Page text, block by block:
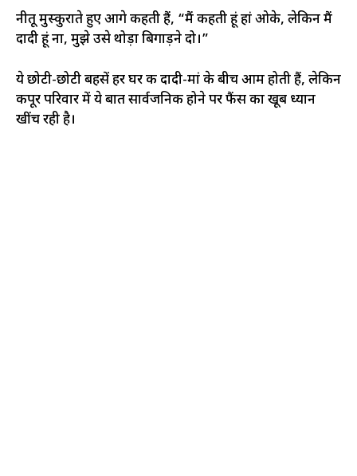
नीतू मुस्कुराते हुए आगे कहती हैं, “मैं कहती हूं हां ओके, लेकिन मैं
दादी हूं ना, मुझे उसे थोड़ा बिगाड़ने दो।”
ये छोटी-छोटी बहसें हर घर की दादी-मां के बीच आम होती हैं, लेकिन
कपूर परिवार में ये बात सार्वजनिक होने पर फैंस का खूब ध्यान
खींच रही है।